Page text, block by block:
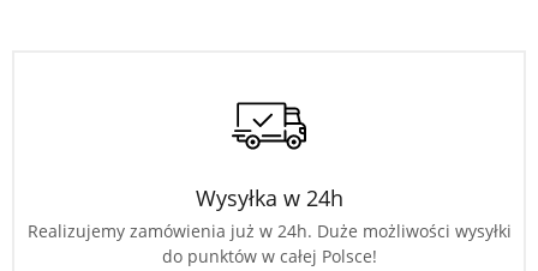
Wysyłka w 24h
Realizujemy zamówienia już w 24h. Duże możliwości wysyłki
do punktów w całej Polsce!